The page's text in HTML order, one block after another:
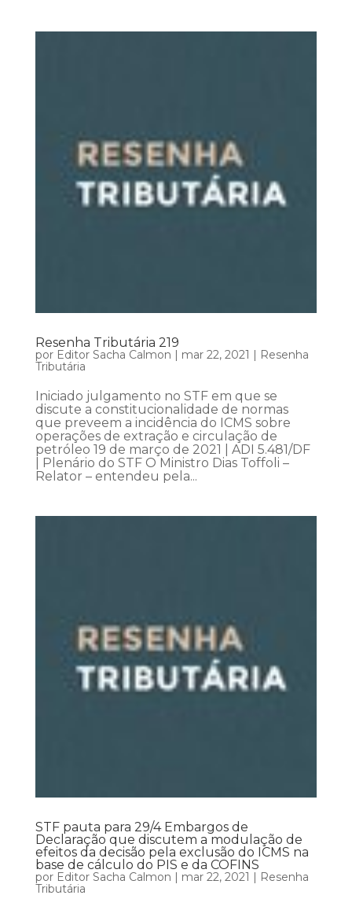
Resenha Tributária 219
por Editor Sacha Calmon | mar 22, 2021 | Resenha
Tributária
Iniciado julgamento no STF em que se
discute a constitucionalidade de normas
que preveem a incidência do ICMS sobre
operações de extração e circulação de
petróleo 19 de março de 2021 | ADI 5.481/DF
| Plenário do STF O Ministro Dias Toffoli –
Relator – entendeu pela...
STF pauta para 29/4 Embargos de
Declaração que discutem a modulação de
efeitos da decisão pela exclusão do ICMS na
base de cálculo do PIS e da COFINS
por Editor Sacha Calmon mar 22, 2021
Resenha
Tributária